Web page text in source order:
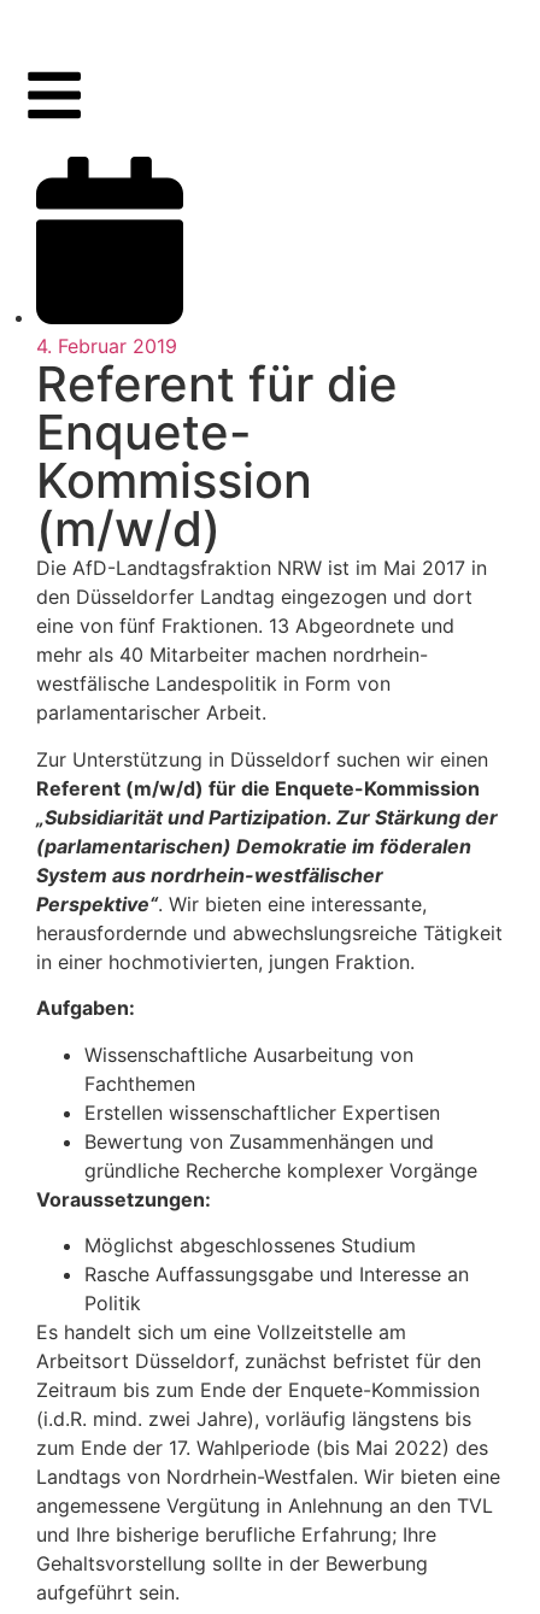
4. Februar 2019
Referent für die
Enquete-
Kommission
(m/w/d)
Die AfD-Landtagsfraktion NRW ist im Mai 2017 in
den Düsseldorfer Landtag eingezogen und dort
eine von fünf Fraktionen. 13 Abgeordnete und
mehr als 40 Mitarbeiter machen nordrhein-
westfälische Landespolitik in Form von
parlamentarischer Arbeit.
Zur Unterstützung in Düsseldorf suchen wir einen
Referent (m/w/d) für die Enquete-Kommission
„Subsidiarität und Partizipation. Zur Stärkung der
(parlamentarischen) Demokratie im föderalen
System aus nordrhein-westfälischer
Perspektive“. Wir bieten eine interessante,
herausfordernde und abwechslungsreiche Tätigkeit
in einer hochmotivierten, jungen Fraktion.
Aufgaben:
Wissenschaftliche Ausarbeitung von
Fachthemen
Erstellen wissenschaftlicher Expertisen
Bewertung von Zusammenhängen und
gründliche Recherche komplexer Vorgänge
Voraussetzungen:
Möglichst abgeschlossenes Studium
Rasche Auffassungsgabe und Interesse an
Politik
Es handelt sich um eine Vollzeitstelle am
Arbeitsort Düsseldorf, zunächst befristet für den
Zeitraum bis zum Ende der Enquete-Kommission
(i.d.R. mind. zwei Jahre), vorläufig längstens bis
zum Ende der 17. Wahlperiode (bis Mai 2022) des
Landtags von Nordrhein-Westfalen. Wir bieten eine
angemessene Vergütung in Anlehnung an den TVL
und Ihre bisherige berufliche Erfahrung; Ihre
Gehaltsvorstellung sollte in der Bewerbung
aufgeführt sein.